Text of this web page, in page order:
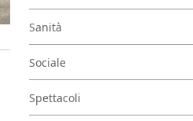
Sanità
Sociale
Spettacoli